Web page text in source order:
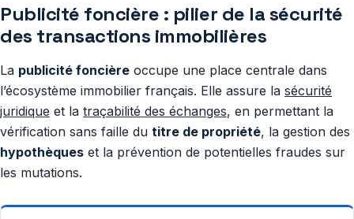
Publicité foncière : pilier de la sécurité
des transactions immobilières
La publicité foncière occupe une place centrale dans
l’écosystème immobilier français. Elle assure la sécurité
juridique et la traçabilité des échanges, en permettant la
vérification sans faille du titre de propriété, la gestion des
hypothèques et la prévention de potentielles fraudes sur
les mutations.